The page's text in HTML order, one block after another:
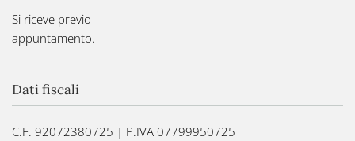
Si riceve previo
appuntamento.
Dati fiscali
C.F. 92072380725 | P.IVA 07799950725